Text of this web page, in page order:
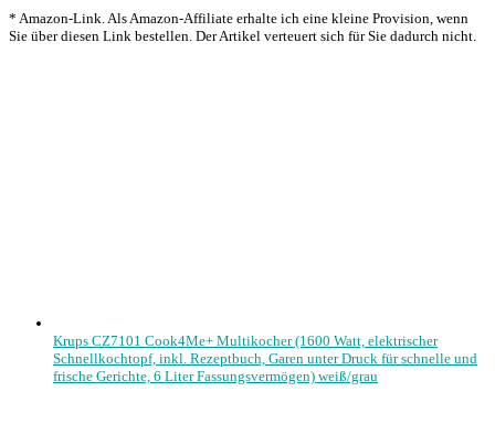
* Amazon-Link. Als Amazon-Affiliate erhalte ich eine kleine Provision, wenn
Sie über diesen Link bestellen. Der Artikel verteuert sich für Sie dadurch nicht.
Krups CZ7101 Cook4Me+ Multikocher (1600 Watt, elektrischer
Schnellkochtopf, inkl. Rezeptbuch, Garen unter Druck für schnelle und
frische Gerichte, 6 Liter Fassungsvermögen) weiß/grau